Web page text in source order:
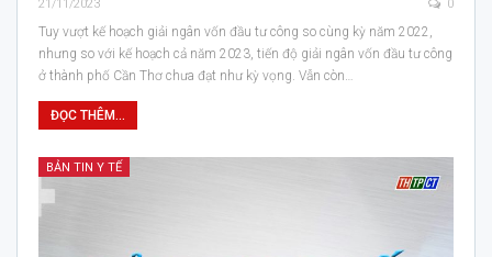
21/11/2023 0
Tuy vượt kế hoạch giải ngân vốn đầu tư công so cùng kỳ năm 2022,
nhưng so với kế hoạch cả năm 2023, tiến độ giải ngân vốn đầu tư công
ở thành phố Cần Thơ chưa đạt như kỳ vọng. Vẫn còn…
ĐỌC THÊM...
BẢN TIN Y TẾ